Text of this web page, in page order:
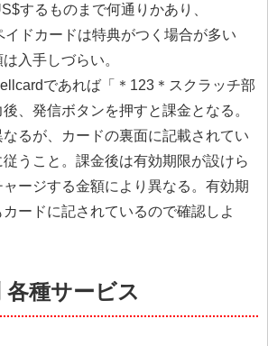
するものまで何通りかあり、
ドカードは特典がつく場合が多い
入手しづらい。
であれば「＊123＊スクラッチ部
、発信ボタンを押すと課金となる。
るが、カードの裏面に記載されてい
うこと。課金後は有効期限が設けら
ージする金額により異なる。有効期
ードに記されているので確認しよ
種サービス